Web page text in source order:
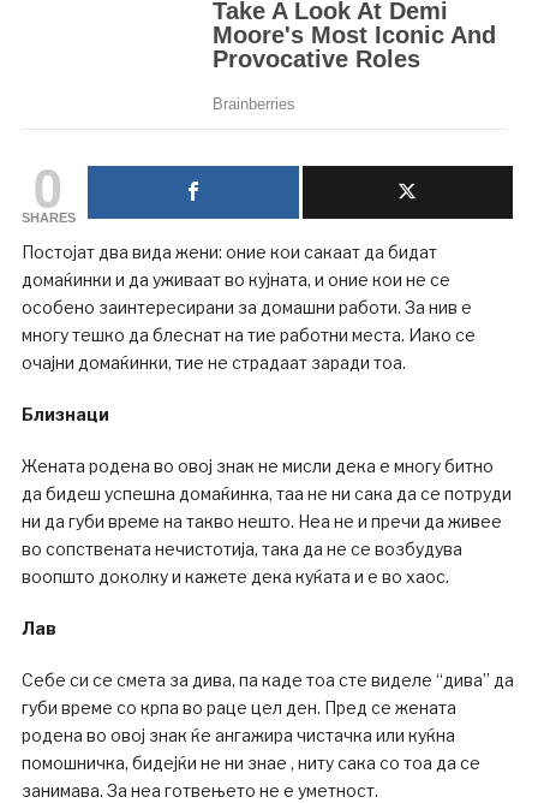
0
SHARES
Постојат два вида жени: оние кои сакаат да бидат
домаќинки и да уживаат во кујната, и оние кои не се
особено заинтересирани за домашни работи. За нив е
многу тешко да блеснат на тие работни места. Иако се
очајни домаќинки, тие не страдаат заради тоа.
Близнаци
Жената родена во овој знак не мисли дека е многу битно
да бидеш успешна домаќинка, таа не ни сака да се потруди
ни да губи време на такво нешто. Неа не и пречи да живее
во сопствената нечистотија, така да не се возбудува
воопшто доколку и кажете дека куќата и е во хаос.
Лав
Себе си се смета за дива, па каде тоа сте виделе “дива” да
губи време со крпа во раце цел ден. Пред се жената
родена во овој знак ќе ангажира чистачка или куќна
помошничка, бидејќи не ни знае , ниту сака со тоа да се
занимава. За неа готвењето не е уметност.